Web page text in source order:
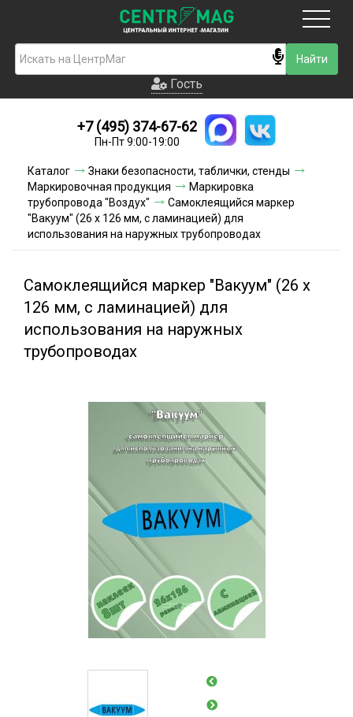
Гость
Новинки
Условия доставки
Условия оплаты
Контакты
Гость
+7 (495) 374-67-62
Пн-Пт 9:00-19:00
Каталог
Знаки безопасности, таблички, стенды
Маркировочная продукция
Маркировка
трубопровода "Воздух"
Самоклеящийся маркер
"Вакуум" (26 х 126 мм, с ламинацией) для
использования на наружных трубопроводах
Самоклеящийся маркер "Вакуум" (26 х
126 мм, с ламинацией) для
использования на наружных
трубопроводах